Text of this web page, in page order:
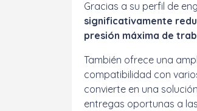
Gracias a su perfil de
significativamente
presión máxima de
También ofrece una
compatibilidad con
convierte en una
entregas oportunas a